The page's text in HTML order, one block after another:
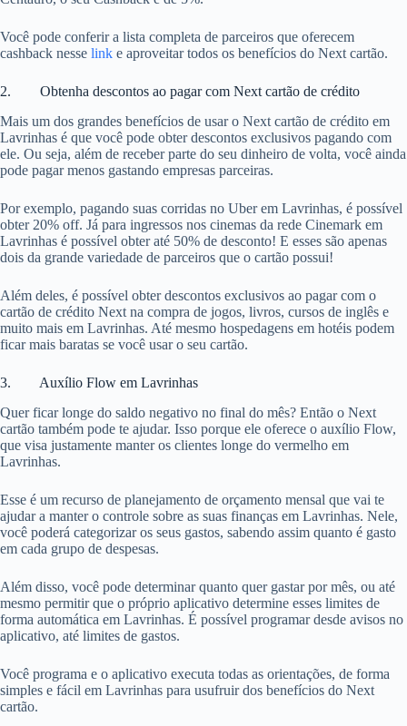
Você pode conferir a lista completa de parceiros que oferecem
cashback nesse link e aproveitar todos os benefícios do Next cartão.
2. Obtenha descontos ao pagar com Next cartão de crédito
Mais um dos grandes benefícios de usar o Next cartão de crédito em
Lavrinhas é que você pode obter descontos exclusivos pagando com
ele. Ou seja, além de receber parte do seu dinheiro de volta, você ainda
pode pagar menos gastando empresas parceiras.
Por exemplo, pagando suas corridas no Uber em Lavrinhas, é possível
obter 20% off. Já para ingressos nos cinemas da rede Cinemark em
Lavrinhas é possível obter até 50% de desconto! E esses são apenas
dois da grande variedade de parceiros que o cartão possui!
Além deles, é possível obter descontos exclusivos ao pagar com o
cartão de crédito Next na compra de jogos, livros, cursos de inglês e
muito mais em Lavrinhas. Até mesmo hospedagens em hotéis podem
ficar mais baratas se você usar o seu cartão.
3. Auxílio Flow em Lavrinhas
Quer ficar longe do saldo negativo no final do mês? Então o Next
cartão também pode te ajudar. Isso porque ele oferece o auxílio Flow,
que visa justamente manter os clientes longe do vermelho em
Lavrinhas.
Esse é um recurso de planejamento de orçamento mensal que vai te
ajudar a manter o controle sobre as suas finanças em Lavrinhas. Nele,
você poderá categorizar os seus gastos, sabendo assim quanto é gasto
em cada grupo de despesas.
Além disso, você pode determinar quanto quer gastar por mês, ou até
mesmo permitir que o próprio aplicativo determine esses limites de
forma automática em Lavrinhas. É possível programar desde avisos no
aplicativo, até limites de gastos.
Você programa e o aplicativo executa todas as orientações, de forma
simples e fácil em Lavrinhas para usufruir dos benefícios do Next
cartão.